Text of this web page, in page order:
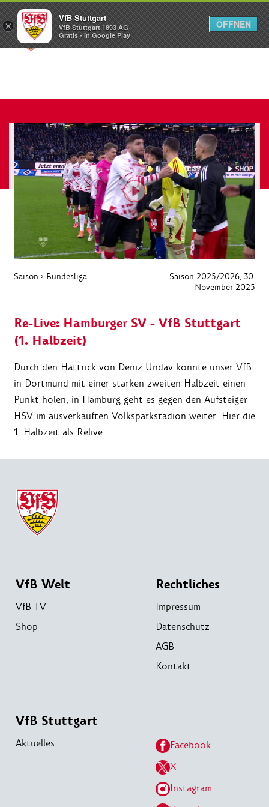
Menü
Saison › Bundesliga Saison 2025/2026, 30.
November 2025
Re-Live: Hamburger SV - VfB Stuttgart
(1. Halbzeit)
Durch den Hattrick von Deniz Undav konnte unser VfB
in Dortmund mit einer starken zweiten Halbzeit einen
Punkt holen, in Hamburg geht es gegen den Aufsteiger
HSV im ausverkauften Volksparkstadion weiter. Hier die
1. Halbzeit als Relive.
VfB Welt
VfB TV
Shop
Rechtliches
Impressum
Datenschutz
AGB
Kontakt
VfB Stuttgart
Aktuelles
Facebook
X
Instagram
×
VfB Stuttgart
VfB Stuttgart 1893 AG
Gratis - In Google Play
ÖFFNEN